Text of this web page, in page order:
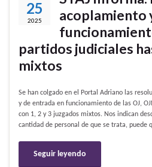
25
2025
acoplamiento
partidos judiciales
mixtos
Se han colgado en el Portal Adriano las
y de entrada en funcionamiento de las OJ,
con 1, 2 y 3 juzgados mixtos. Nos indican
cantidad de personal de que se trata, puede
Seguir leyendo